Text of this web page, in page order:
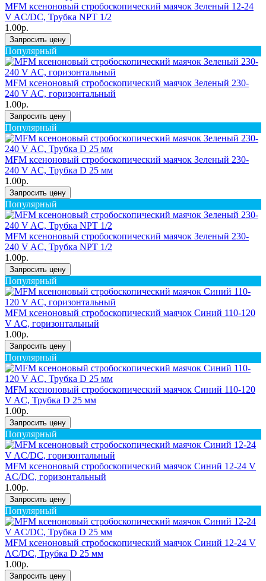
MFM ксеноновый стробоскопический маячок Зеленый 12-24
V AC/DC, Трубка NPT 1/2
1.00р.
Запросить цену
Популярный
MFM ксеноновый стробоскопический маячок Зеленый 230-
240 V AC, горизонтальный
1.00р.
Запросить цену
Популярный
MFM ксеноновый стробоскопический маячок Зеленый 230-
240 V AC, Трубка D 25 мм
1.00р.
Запросить цену
Популярный
MFM ксеноновый стробоскопический маячок Зеленый 230-
240 V AC, Трубка NPT 1/2
1.00р.
Запросить цену
Популярный
MFM ксеноновый стробоскопический маячок Синий 110-120
V AC, горизонтальный
1.00р.
Запросить цену
Популярный
MFM ксеноновый стробоскопический маячок Синий 110-120
V AC, Трубка D 25 мм
1.00р.
Запросить цену
Популярный
MFM ксеноновый стробоскопический маячок Синий 12-24 V
AC/DC, горизонтальный
1.00р.
Запросить цену
Популярный
MFM ксеноновый стробоскопический маячок Синий 12-24 V
AC/DC, Трубка D 25 мм
1.00р.
Запросить цену